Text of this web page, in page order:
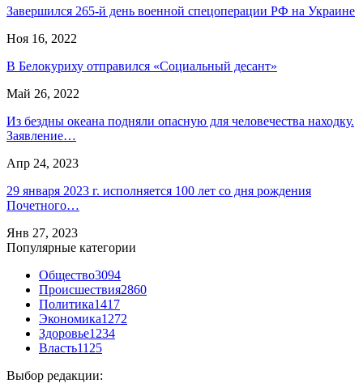
Завершился 265-й день военной спецоперации РФ на Украине
Ноя 16, 2022
В Белокуриху отправился «Социальный десант»
Май 26, 2022
Из бездны океана подняли опасную для человечества находку.
Заявление…
Апр 24, 2023
29 января 2023 г. исполняется 100 лет со дня рождения
Почетного…
Янв 27, 2023
Популярные категории
Общество3094
Происшествия2860
Политика1417
Экономика1272
Здоровье1234
Власть1125
Выбор редакции: